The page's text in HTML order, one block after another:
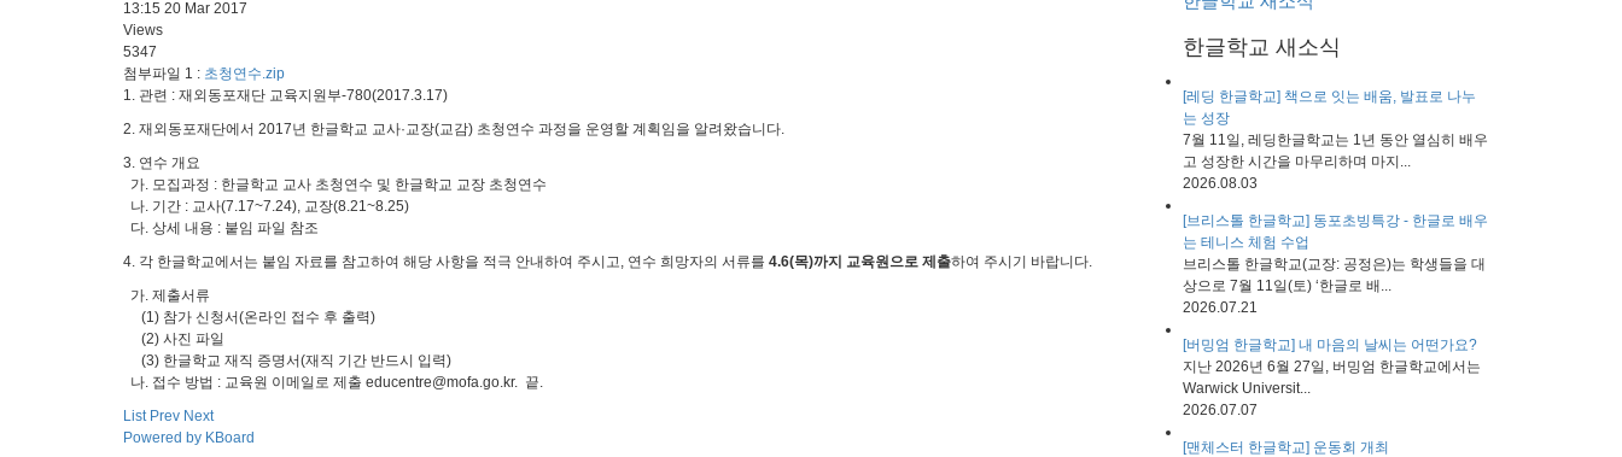
13:15 20 Mar 2017
Views
5347
첨부파일 1 : 초청연수.zip
1. 관련 : 재외동포재단 교육지원부-780(2017.3.17)
2. 재외동포재단에서 2017년 한글학교 교사·교장(교감) 초청연수 과정을 운영할 계획임을 알려왔습니다.
3. 연수 개요
가. 모집과정 : 한글학교 교사 초청연수 및 한글학교 교장 초청연수
나. 기간 : 교사(7.17~7.24), 교장(8.21~8.25)
다. 상세 내용 : 붙임 파일 참조
4. 각 한글학교에서는 붙임 자료를 참고하여 해당 사항을 적극 안내하여 주시고, 연수 희망자의 서류를 4.6(목)까지 교육원으로 제출하여 주시기 바랍니다.
가. 제출서류
(1) 참가 신청서(온라인 접수 후 출력)
(2) 사진 파일
(3) 한글학교 재직 증명서(재직 기간 반드시 입력)
나. 접수 방법 : 교육원 이메일로 제출 educentre@mofa.go.kr. 끝.
List Prev Next
Powered by KBoard
한글학교 새소식
[레딩 한글학교] 책으로 잇는 배움, 발표로 나누
는 성장
7월 11일, 레딩한글학교는 1년 동안 열심히 배우
고 성장한 시간을 마무리하며 마지...
2026.08.03
[브리스톨 한글학교] 동포초빙특강 - 한글로 배우
는 테니스 체험 수업
브리스톨 한글학교(교장: 공정은)는 학생들을 대
상으로 7월 11일(토) ‘한글로 배...
2026.07.21
[버밍엄 한글학교] 내 마음의 날씨는 어떤가요?
지난 2026년 6월 27일, 버밍엄 한글학교에서는
Warwick Universit...
2026.07.07
[맨체스터 한글학교] 운동회 개최